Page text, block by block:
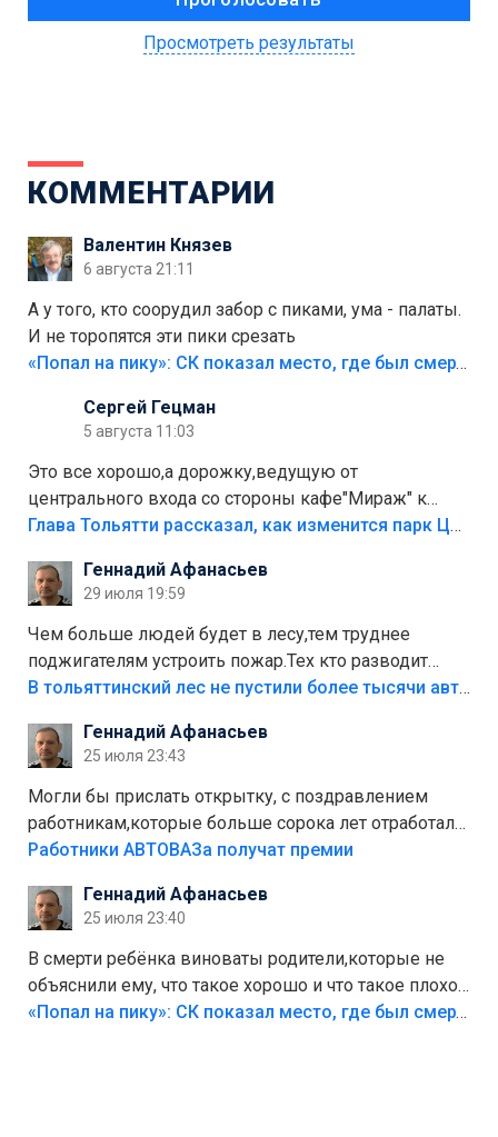
Просмотреть результаты
КОММЕНТАРИИ
Валентин Князев
6 августа 21:11
А у того, кто соорудил забор с пиками, ума - палаты.
И не торопятся эти пики срезать
«Попал на пику»: СК показал место, где был смертельно травмирован ребенок в Тольятти
Сергей Гецман
5 августа 11:03
Это все хорошо,а дорожку,ведущую от
центрального входа со стороны кафе"Мираж" к
аттракционам слабо доделать?А то бордюры
лежала в парке и испортилась.Да еще,видимо,часть
украли.
Глава Тольятти рассказал, как изменится парк Центрального района
Геннадий Афанасьев
29 июля 19:59
Чем больше людей будет в лесу,тем труднее
поджигателям устроить пожар.Тех кто разводит
костры,тех надо безбожно штрафовать.Камер полно
Штрафы мизерные.
В тольяттинский лес не пустили более тысячи автомобилей
Геннадий Афанасьев
25 июля 23:43
Могли бы прислать открытку, с поздравлением
работникам,которые больше сорока лет отработали
на предприятии.
Работники АВТОВАЗа получат премии
Геннадий Афанасьев
25 июля 23:40
В смерти ребёнка виноваты родители,которые не
объяснили ему, что такое хорошо и что такое плохо!
Лезть через такой забор,верх безумия,есть же
«Попал на пику»: СК показал место, где был смертельно травмирован ребенок в Тольятти